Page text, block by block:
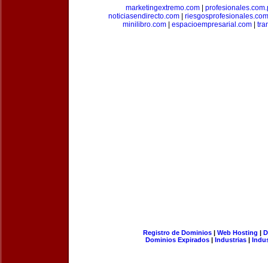
marketingextremo.com|
noticiasendirecto.com
riesgosprofesionales.com
minilibro.com| espacioempresarial.com|
Registro de Dominios| Web Hosting |
Dominios Expirados | Industrias |